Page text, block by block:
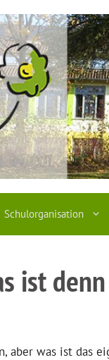
Schulorganisation
ist
aber was ist das